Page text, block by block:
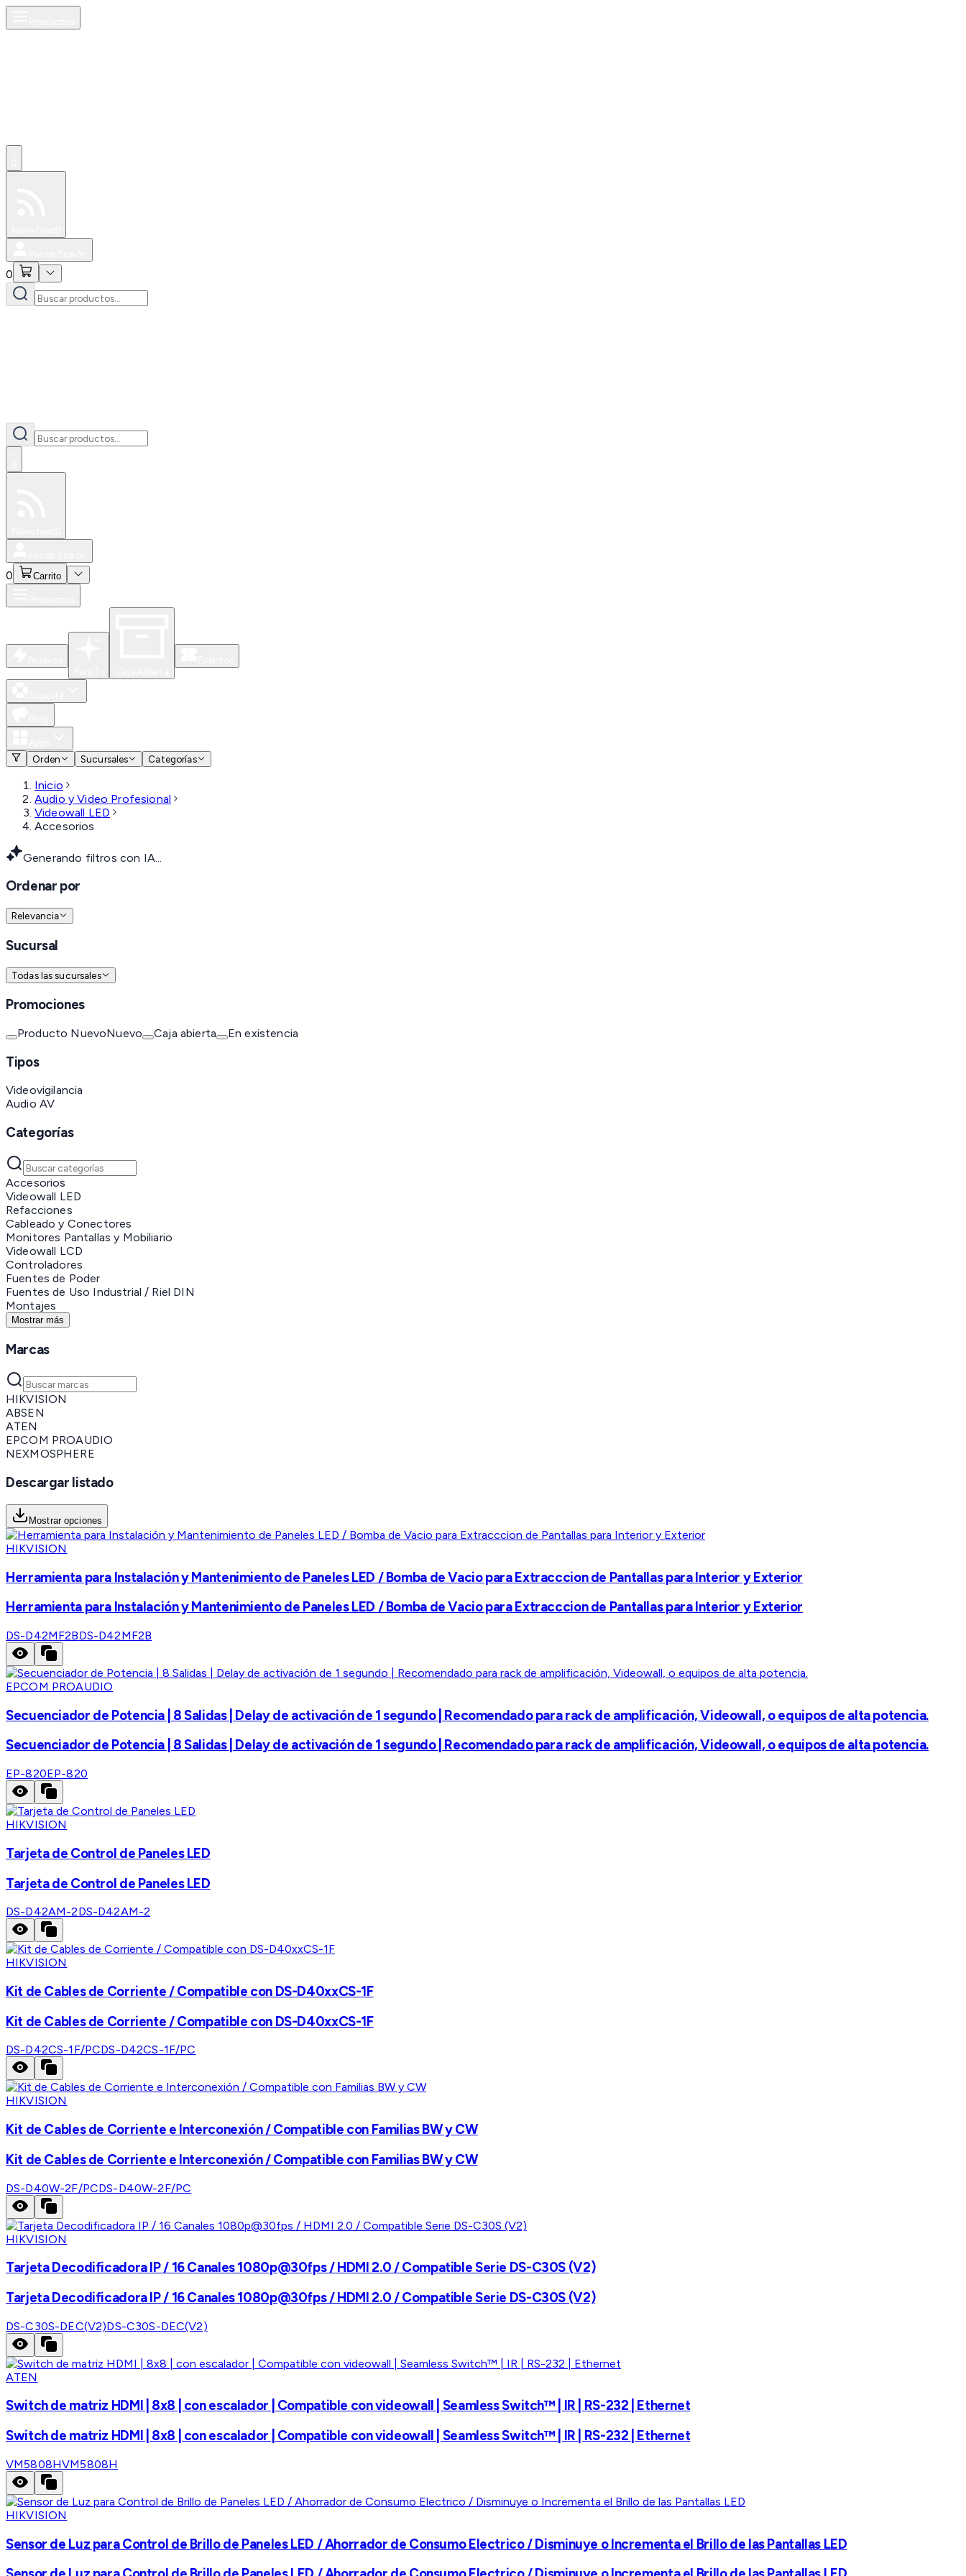
0
0 Carrito
Orden
Sucursales Categorías
Inicio
Audio y Video Profesional
Videowall LED
Accesorios
Generando filtros con IA...
Ordenar por
Relevancia
Sucursal
Todas las sucursales
Promociones
Producto NuevoNuevo Caja abierta En existencia
Tipos
Videovigilancia
Audio AV
Categorías
Accesorios
Videowall LED
Refacciones
Cableado y Conectores
Monitores Pantallas y Mobiliario
Videowall LCD
Controladores
Fuentes de Poder
Fuentes de Uso Industrial / Riel DIN
Montajes
Mostrar más
Marcas
HIKVISION
ABSEN
ATEN
EPCOM PROAUDIO
NEXMOSPHERE
Descargar listado
Mostrar opciones
HIKVISION
Herramienta para Instalación y Mantenimiento de Paneles LED / Bomba de Vacio para Extracccion de Pantallas para Interior y Exterior
Herramienta para Instalación y Mantenimiento de Paneles LED / Bomba de Vacio para Extracccion de Pantallas para Interior y Exterior
DS-D42MF2BDS-D42MF2B
EPCOM PROAUDIO
Secuenciador de Potencia | 8 Salidas | Delay de activación de 1 segundo | Recomendado para rack de amplificación, Videowall, o equipos de alta potencia.
Secuenciador de Potencia | 8 Salidas | Delay de activación de 1 segundo | Recomendado para rack de amplificación, Videowall, o equipos de alta potencia.
EP-820EP-820
HIKVISION
Tarjeta de Control de Paneles LED
Tarjeta de Control de Paneles LED
DS-D42AM-2DS-D42AM-2
HIKVISION
Kit de Cables de Corriente / Compatible con DS-D40xxCS-1F
Kit de Cables de Corriente / Compatible con DS-D40xxCS-1F
DS-D42CS-1F/PCDS-D42CS-1F/PC
HIKVISION
Kit de Cables de Corriente e Interconexión / Compatible con Familias BW y CW
Kit de Cables de Corriente e Interconexión / Compatible con Familias BW y CW
DS-D40W-2F/PCDS-D40W-2F/PC
HIKVISION
Tarjeta Decodificadora IP / 16 Canales 1080p@30fps / HDMI 2.0 / Compatible Serie DS-C30S (V2)
Tarjeta Decodificadora IP / 16 Canales 1080p@30fps / HDMI 2.0 / Compatible Serie DS-C30S (V2)
DS-C30S-DEC(V2)DS-C30S-DEC(V2)
ATEN
Switch de matriz HDMI | 8x8 | con escalador | Compatible con videowall | Seamless Switch™ | IR | RS-232 | Ethernet
Switch de matriz HDMI | 8x8 | con escalador | Compatible con videowall | Seamless Switch™ | IR | RS-232 | Ethernet
VM5808HVM5808H
HIKVISION
Sensor de Luz para Control de Brillo de Paneles LED / Ahorrador de Consumo Electrico / Disminuye o Incrementa el Brillo de las Pantallas LED